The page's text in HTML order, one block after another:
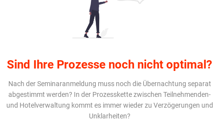
Sind Ihre Prozesse noch nicht optimal?
Nach der Seminaranmeldung muss noch die Übernachtung separat
abgestimmt werden? In der Prozesskette zwischen Teilnehmenden-
und Hotelverwaltung kommt es immer wieder zu Verzögerungen und
Unklarheiten?